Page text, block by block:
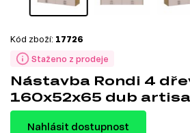
Staženo z prodeje
Kód zboží: 17726
Nástavba Rondi 4
160x52x65 dub
Nahlásit dostupnost